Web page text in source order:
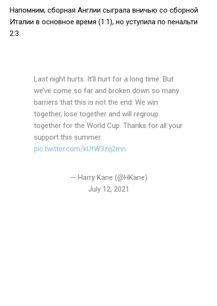
Напомним, сборная Англии сыграла вничью со сборной
Италии в основное время (1:1), но уступила по пенальти
2:3.
Last night hurts. It’ll hurt for a long time. But
we’ve come so far and broken down so many
barriers that this is not the end. We win
together, lose together and will regroup
together for the World Cup. Thanks for all your
support this summer.
pic.twitter.com/kUfW3zq2mn
— Harry Kane (@HKane)
July 12, 2021